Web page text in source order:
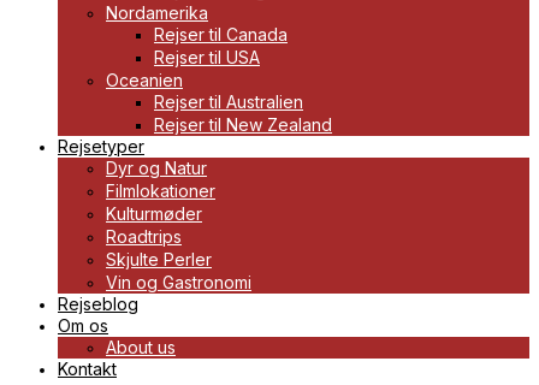
Nordamerika
Rejser til Canada
Rejser til USA
Oceanien
Rejser til Australien
Rejser til New Zealand
Rejsetyper
Dyr og Natur
Filmlokationer
Kulturmøder
Roadtrips
Skjulte Perler
Vin og Gastronomi
Rejseblog
Om os
About us
Kontakt